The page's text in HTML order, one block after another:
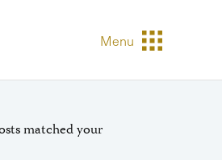
Menu
matched your